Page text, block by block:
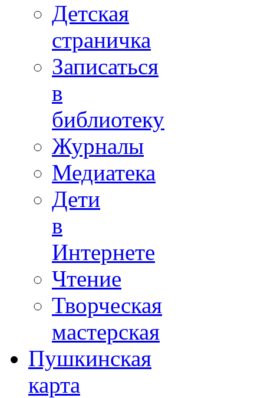
Детская
страничка
Записаться
в
библиотеку
Журналы
Медиатека
Дети
в
Интернете
Чтение
Творческая
мастерская
Пушкинская
карта